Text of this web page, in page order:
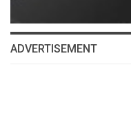
ADVERTISEMENT